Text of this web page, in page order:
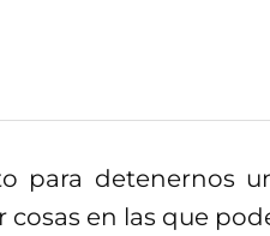
para detenernos
en las que